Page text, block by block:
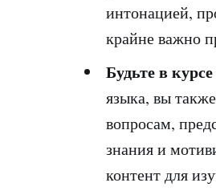
интонацией,
крайне важно
Будьте в
языка, вы
вопросам,
знания и
контент для